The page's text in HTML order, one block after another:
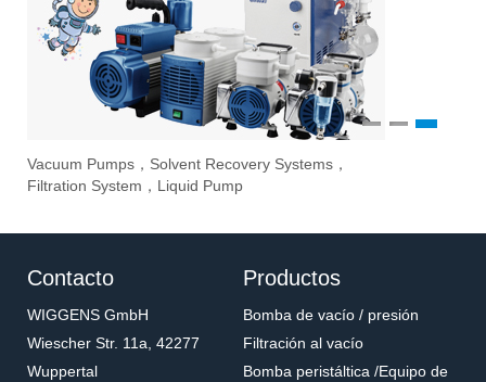
Vacuum Pumps，Solvent Recovery Systems，
Filtration System，Liquid Pump
1 2
Contacto
WIGGENS GmbH
Wiescher Str. 11a, 42277
Wuppertal
Productos
Bomba de vacío / presión
Filtración al vacío
Bomba peristáltica /Equipo de